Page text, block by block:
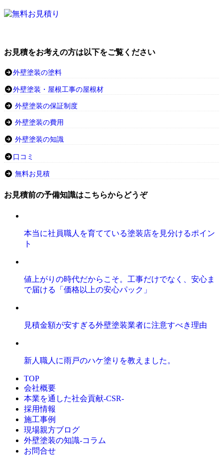
お見積をお考えの方は以下をご覧ください
外壁塗装の塗料
外壁塗装・屋根工事の屋根材
外壁塗装の保証制度
外壁塗装の費用
外壁塗装の知識
口コミ
無料お見積
お見積前の予備知識はこちらからどうぞ
本当に社員職人を育てている塗装店を見分けるポイン
ト
値上がりの時代だからこそ。工事だけでなく、安心ま
で届ける「価格以上の安心パック」
見積金額が安すぎる外壁塗装業者に注意すべき理由
新人職人に雨戸のハケ塗りを教えました。
TOP
会社概要
本業を通した社会貢献-CSR-
採用情報
施工事例
現場親方ブログ
外壁塗装の知識‐コラム
お問合せ